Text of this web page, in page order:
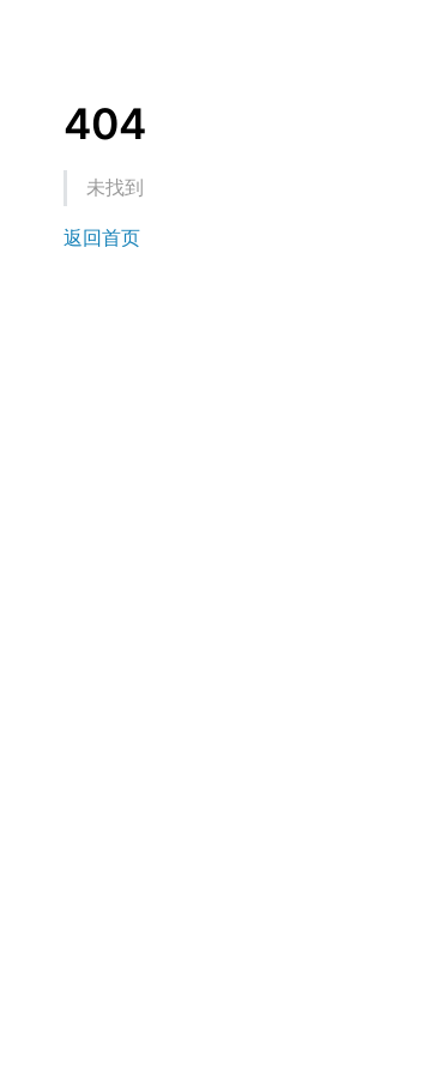
404
未找到
返回首页